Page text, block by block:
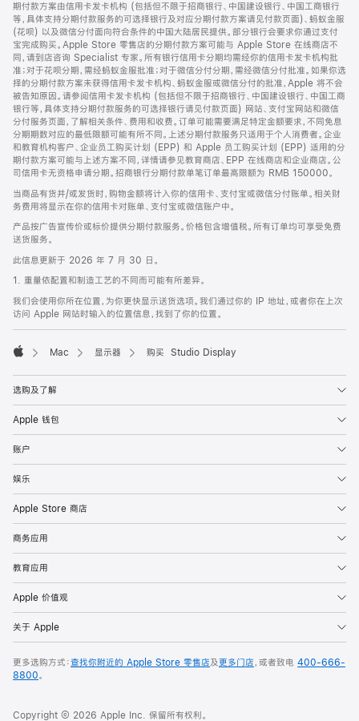
期付款方案由信用卡发卡机构 (包括但不限于招商银行、中国建设银行、中国工商银行
等，具体支持分期付款服务的可选择银行及对应分期付款方案请见付款页面)、蚂蚁金服
(花呗) 以及微信分付面向符合条件的中国大陆居民提供。部分银行会要求你通过支付
宝完成购买。Apple Store 零售店的分期付款方案可能与 Apple Store 在线商店不
同，请到店咨询 Specialist 专家。所有银行信用卡分期均需经你的信用卡发卡机构批
准；对于花呗分期，需经蚂蚁金服批准；对于微信分付分期，需经微信分付批准。如果你选
择的分期付款方案未获得信用卡发卡机构、蚂蚁金服或微信分付的批准，Apple 将不会
被告知原因。请参阅信用卡发卡机构 (包括但不限于招商银行、中国建设银行、中国工商
银行等，具体支持分期付款服务的可选择银行请见付款页面) 网站、支付宝网站和微信
分付服务页面，了解相关条件、费用和收费。订单可能需要满足特定金额要求，不同免息
分期期数对应的最低限额可能有所不同。上述分期付款服务只适用于个人消费者。企业
和教育机构客户、企业员工购买计划 (EPP) 和 Apple 员工购买计划 (EPP) 适用的分
期付款方案可能与上述方案不同，详情请参见教育商店、EPP 在线商店和企业商店。公
司信用卡无资格申请分期。招商银行分期付款单笔订单最高限额为 RMB 150000。
当商品有货并/或发货时，购物金额将计入你的信用卡、支付宝或微信分付账单。相关财
务费用将显示在你的信用卡对账单、支付宝或微信账户中。
产品按广告宣传价或标价提供分期付款服务。价格包含增值税。所有订单均可享受免费
送货服务。
此信息更新于 2026 年 7 月 30 日。
1. 重量依配置和制造工艺的不同而可能有所差异。
我们会使用你所在位置，为你更快显示送货选项。我们通过你的 IP 地址，或者你在上次
访问 Apple 网站时输入的位置信息，找到了你的位置。
Mac 显示器 购买 Studio Display
选购及了解
Apple 钱包
账户
娱乐
Apple Store 商店
商务应用
教育应用
Apple 价值观
关于 Apple
更多选购方式：查找你附近的 Apple Store 零售店及更多门店，或者致电 400-666-
8800。
Copyright © 2026 Apple Inc. 保留所有权利。